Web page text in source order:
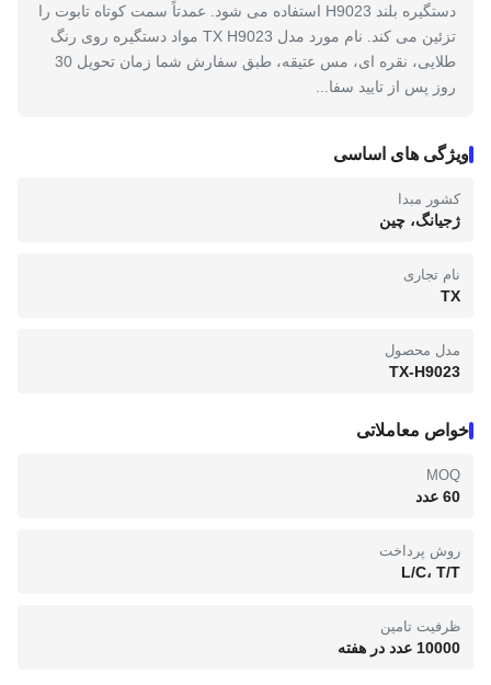
دستگیره بلند H9023 استفاده می شود. عمدتاً سمت کوتاه تابوت را
تزئین می کند. نام مورد مدل TX H9023 مواد دستگیره روی رنگ
طلایی، نقره ای، مس عتیقه، طبق سفارش شما زمان تحویل 30
روز پس از تایید سفا...
ویژگی های اساسی
کشور مبدا
ژجیانگ، چین
نام تجاری
TX
مدل محصول
TX-H9023
خواص معاملاتی
MOQ
60 عدد
روش پرداخت
L/C، T/T
ظرفیت تامین
10000 عدد در هفته